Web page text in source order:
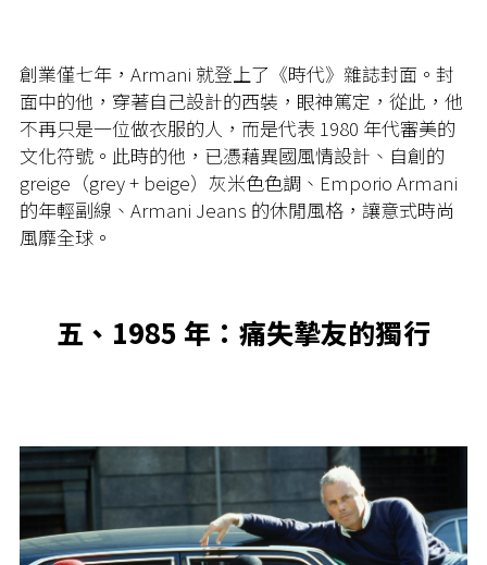
創業僅七年，Armani 就登上了《時代》雜誌封面。封
面中的他，穿著自己設計的西裝，眼神篤定，從此，他
不再只是一位做衣服的人，而是代表 1980 年代審美的
文化符號。此時的他，已憑藉異國風情設計、自創的
greige（grey + beige）灰米色色調、Emporio Armani
的年輕副線、Armani Jeans 的休閒風格，讓意式時尚
風靡全球。
五、1985 年：痛失摯友的獨行